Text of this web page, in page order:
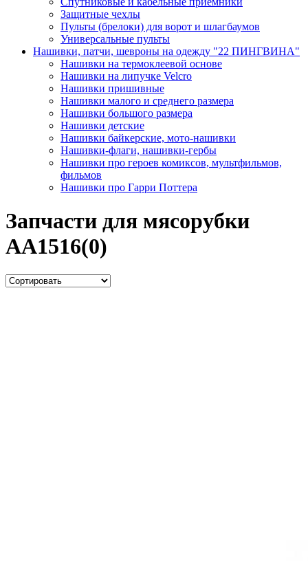
Защитные чехлы
Пульты (брелоки) для ворот и шлагбаумов
Универсальные пульты
Нашивки, патчи, шевроны на одежду "22 ПИНГВИНА"
Нашивки на термоклеевой основе
Нашивки на липучке Velcro
Нашивки пришивные
Нашивки малого и среднего размера
Нашивки большого размера
Нашивки детские
Нашивки байкерские, мото-нашивки
Нашивки-флаги, нашивки-гербы
Нашивки про героев комиксов, мультфильмов,
фильмов
Нашивки про Гарри Поттера
Запчасти для мясорубки
AA1516(0)